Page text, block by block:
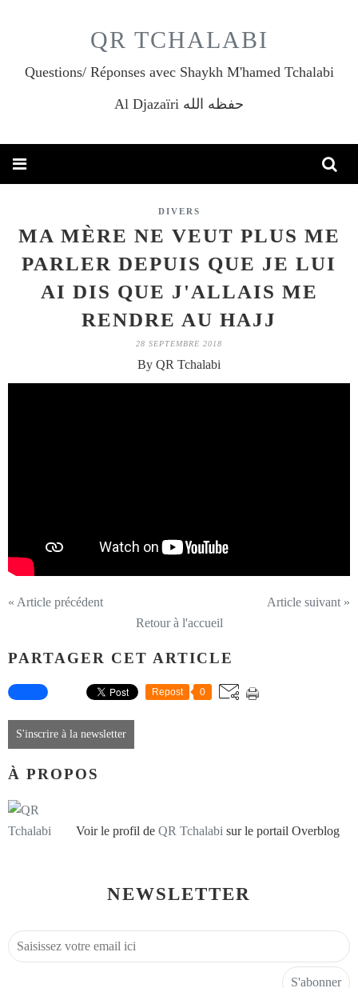
QR TCHALABI
Questions/ Réponses avec Shaykh M'hamed Tchalabi
Al Djazaïri حفظه الله
DIVERS
MA MÈRE NE VEUT PLUS ME
PARLER DEPUIS QUE JE LUI
AI DIS QUE J'ALLAIS ME
RENDRE AU HAJJ
28 SEPTEMBRE 2018
By QR Tchalabi
« Article précédent
Article suivant »
Retour à l'accueil
PARTAGER CET ARTICLE
Repost 0
S'inscrire à la newsletter
À PROPOS
Voir le profil de QR Tchalabi sur le portail Overblog
NEWSLETTER